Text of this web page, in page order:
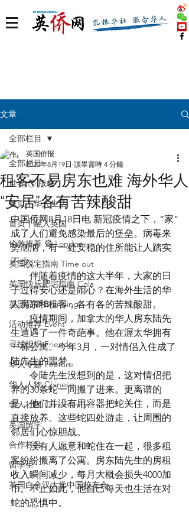
文章
全部栏目
世界 🌎 版块
首页丨华人生活
首页丨融入英国
伦敦推荐 🎡 London
英国脱宅指南 Time out
英国快乐肥宅指南 Cola
英国品牌 Branding
活动推荐 Event
寻找组织 Friends
华人专题 Feature
华人人物 Chinese
华人社区 Community
英国留学
合作栏目
留学生
英国白金汉大学中国校友会
全部栏目
租客不易房东也难 海外华人
“安居”各有苦辣酸甜
英国侨报
2020年8月19日 讀畢需時 4 分鐘
中国侨网8月18日电 新冠疫情之下，“家”
成了人们避免感染最后的堡垒。病毒来
势汹汹，有一处安稳的住所能让人踏实
不少。
伴随着疫情的这大半年，大家的日
子过得安心还是闹心？在海外生活的华
人房东和租客，各有各的苦辣酸甜。
疫情期间，加拿大的华人房东陆先
生遭遇了一件奇葩事。他在渥太华拥有
一栋公寓。今年3月，一对情侣入住成了
陆先生的噩梦。
令陆先生没想到的是，这对情侣把
养的30条蛇一同搬了进来。更离谱的
是，他们并没有用容器把蛇关住，而是
直接放养。这些蛇四处游走，让周围的
邻居们心惊胆战。
没有人愿意和蛇住在一起，很多租
客纷纷搬离了公寓。房东陆先生的房租
收入瞬间减少，每月大概会损失4000加
币。不止如此，他自己每天也生活在对
蛇的恐惧中。